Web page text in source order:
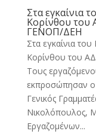
Στα εγκαίνια
Κορίνθου του
ΓΕΝΟΠ/ΔΕΗ
Στα εγκαίνια
Κορίνθου του
Τους
εκπροσώπησαν
Γενικός
Νικολόπουλος,
Εργαζομένων...